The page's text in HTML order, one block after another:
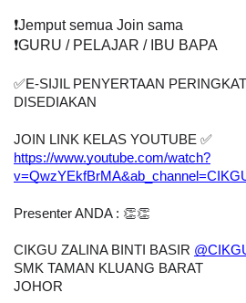
❗️Jemput semua Join sama
❗️GURU / PELAJAR / IBU BAPA
✅E-SIJIL PENYERTAAN
DISEDIAKAN
JOIN LINK KELAS YOUTUBE ✅
https://www.youtube.com/watch?
Presenter ANDA : 👏👏
CIKGU ZALINA BINTI BASIR
SMK TAMAN KLUANG BARAT
JOHOR